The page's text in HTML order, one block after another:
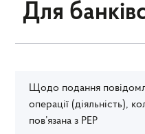
Для
Щодо подання
операції (діяльність),
пов’язана з PEP